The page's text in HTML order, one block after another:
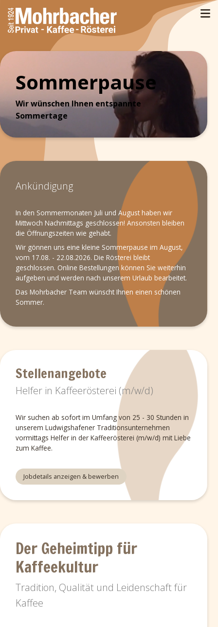
Sommerpause
Wir wünschen Ihnen entspannte
Sommertage
Ankündigung
In den Sommermonaten Juli und August haben wir
Mittwoch Nachmittags geschlossen! Ansonsten bleiben
die Öffnungszeiten wie gehabt.
Wir gönnen uns eine kleine Sommerpause im August,
vom 17.08. - 22.08.2026. Die Rösterei bleibt
geschlossen. Online Bestellungen können Sie weiterhin
aufgeben und werden nach unserem Urlaub bearbeitet.
Das Mohrbacher Team wünscht Ihnen einen schönen
Sommer.
Stellenangebote
Helfer in Kaffeerösterei (m/w/d)
Wir suchen ab sofort im Umfang von 25 - 30 Stunden in
unserem Ludwigshafener Traditionsunternehmen
vormittags Helfer in der Kaffeerösterei (m/w/d) mit Liebe
zum Kaffee.
Jobdetails anzeigen & bewerben
Der Geheimtipp für
Kaffeekultur
Tradition, Qualität und Leidenschaft für
Kaffee